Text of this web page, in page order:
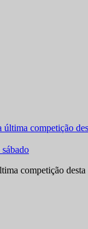
competição